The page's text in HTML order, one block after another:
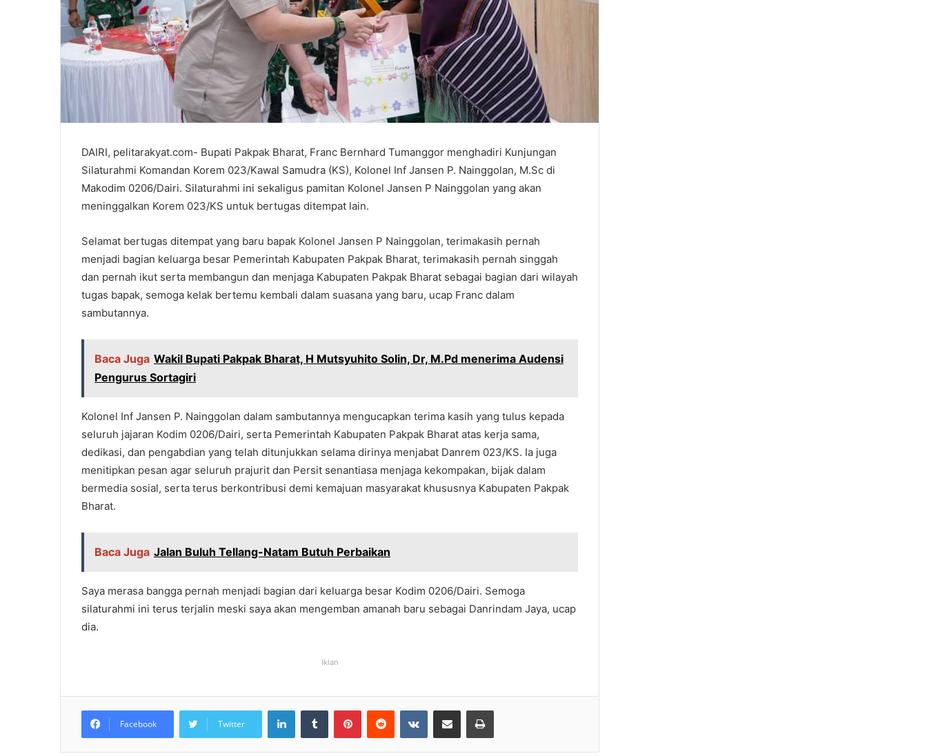
DAIRI, pelitarakyat.com- Bupati Pakpak Bharat, Franc Bernhard Tumanggor menghadiri Kunjungan
Silaturahmi Komandan Korem 023/Kawal Samudra (KS), Kolonel Inf Jansen P. Nainggolan, M.Sc di
Makodim 0206/Dairi. Silaturahmi ini sekaligus pamitan Kolonel Jansen P Nainggolan yang akan
meninggalkan Korem 023/KS untuk bertugas ditempat lain.
Selamat bertugas ditempat yang baru bapak Kolonel Jansen P Nainggolan, terimakasih pernah
menjadi bagian keluarga besar Pemerintah Kabupaten Pakpak Bharat, terimakasih pernah singgah
dan pernah ikut serta membangun dan menjaga Kabupaten Pakpak Bharat sebagai bagian dari wilayah
tugas bapak, semoga kelak bertemu kembali dalam suasana yang baru, ucap Franc dalam
sambutannya.
Baca Juga Wakil Bupati Pakpak Bharat, H Mutsyuhito Solin, Dr, M.Pd menerima Audensi
Pengurus Sortagiri
Kolonel Inf Jansen P. Nainggolan dalam sambutannya mengucapkan terima kasih yang tulus kepada
seluruh jajaran Kodim 0206/Dairi, serta Pemerintah Kabupaten Pakpak Bharat atas kerja sama,
dedikasi, dan pengabdian yang telah ditunjukkan selama dirinya menjabat Danrem 023/KS. Ia juga
menitipkan pesan agar seluruh prajurit dan Persit senantiasa menjaga kekompakan, bijak dalam
bermedia sosial, serta terus berkontribusi demi kemajuan masyarakat khususnya Kabupaten Pakpak
Bharat.
Baca Juga Jalan Buluh Tellang-Natam Butuh Perbaikan
Saya merasa bangga pernah menjadi bagian dari keluarga besar Kodim 0206/Dairi. Semoga
silaturahmi ini terus terjalin meski saya akan mengemban amanah baru sebagai Danrindam Jaya, ucap
dia.
Iklan
Facebook Twitter